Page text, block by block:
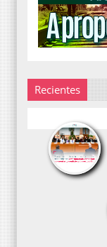
Recientes